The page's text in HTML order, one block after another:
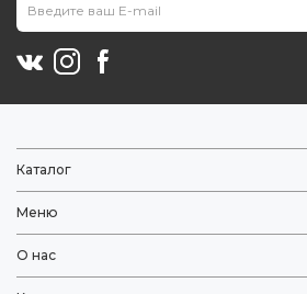
Каталог
Меню
О нас